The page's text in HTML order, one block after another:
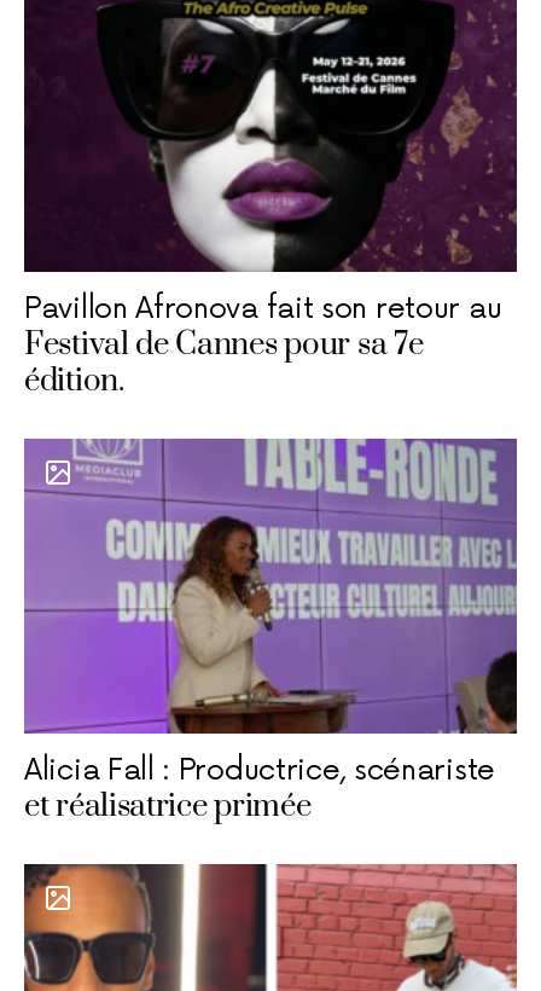
Pavillon Afronova fait son retour au
Festival de Cannes pour sa 7e
édition.
Alicia Fall : Productrice, scénariste
et réalisatrice primée